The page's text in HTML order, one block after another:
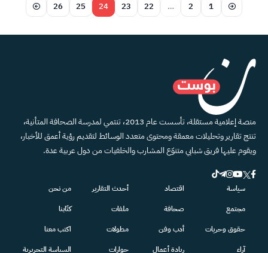
1
2
…
22
23
24
25
26
منصة إعلامية مستقلة، تأسست عام 2013، تنتمي لمدرسة الصحافة المتأنية،
تنتج تقارير وتحليلات معمقة ومحتوى متعدد الوسائط لتقديم رؤية أعمق للأخبار،
ويقوم عليها فريق شبابي متنوّع المشارب والخلفيات من دول عربية عدة.
سياسة
مجتمع
حقوق وحريات
آراء
اقتصاد
صحافة
أدب وفن
ريادة أعمال
أحدث التقارير
ملفات
مطولات
حوارات
من نحن
كتّابنا
اكتب معنا
السياسة التحريرية